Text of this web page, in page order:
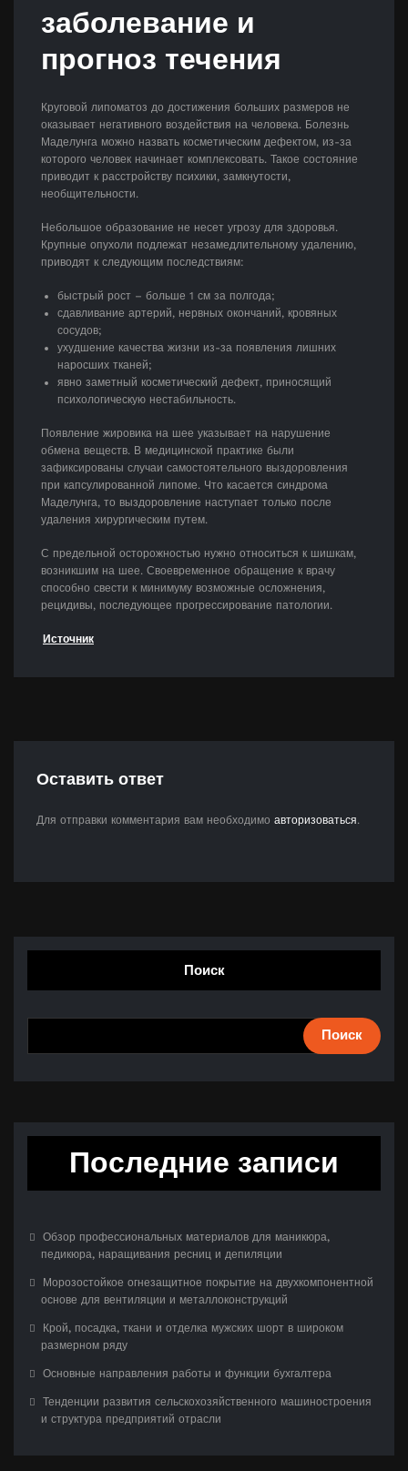
заболевание и
прогноз течения
Круговой липоматоз до достижения больших размеров не
оказывает негативного воздействия на человека. Болезнь
Маделунга можно назвать косметическим дефектом, из-за
которого человек начинает комплексовать. Такое состояние
приводит к расстройству психики, замкнутости,
необщительности.
Небольшое образование не несет угрозу для здоровья.
Крупные опухоли подлежат незамедлительному удалению,
приводят к следующим последствиям:
быстрый рост – больше 1 см за полгода;
сдавливание артерий, нервных окончаний, кровяных
сосудов;
ухудшение качества жизни из-за появления лишних
наросших тканей;
явно заметный косметический дефект, приносящий
психологическую нестабильность.
Появление жировика на шее указывает на нарушение
обмена веществ. В медицинской практике были
зафиксированы случаи самостоятельного выздоровления
при капсулированной липоме. Что касается синдрома
Маделунга, то выздоровление наступает только после
удаления хирургическим путем.
С предельной осторожностью нужно относиться к шишкам,
возникшим на шее. Своевременное обращение к врачу
способно свести к минимуму возможные осложнения,
рецидивы, последующее прогрессирование патологии.
Источник
Оставить ответ
Для отправки комментария вам необходимо авторизоваться.
Поиск
Поиск
Последние записи
Обзор профессиональных материалов для маникюра,
педикюра, наращивания ресниц и депиляции
Морозостойкое огнезащитное покрытие на двухкомпонентной
основе для вентиляции и металлоконструкций
Крой, посадка, ткани и отделка мужских шорт в широком
размерном ряду
Основные направления работы и функции бухгалтера
Тенденции развития сельскохозяйственного машиностроения
и структура предприятий отрасли